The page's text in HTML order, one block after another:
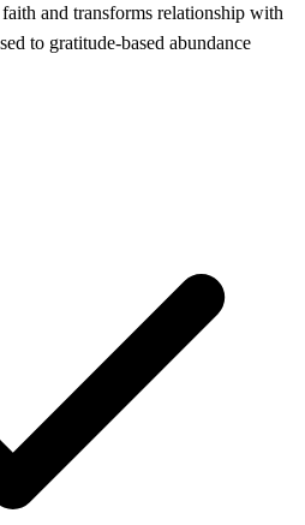
and transforms relationship with
to gratitude-based abundance